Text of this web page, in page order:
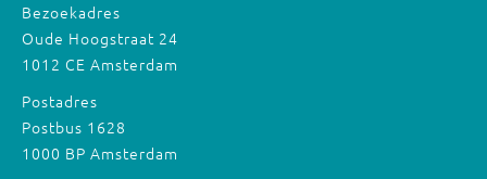
Bezoekadres
Oude Hoogstraat 24
1012 CE Amsterdam
Postadres
Postbus 1628
1000 BP Amsterdam